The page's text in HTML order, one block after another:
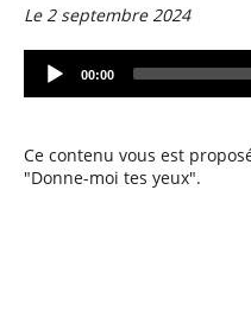
Le 2 septembre 2024
d
o
P
00:00
Ce contenu vous est
"Donne-moi tes yeux".